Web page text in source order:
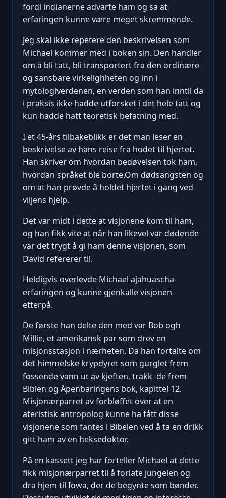
fordi indianerne advarte ham og sa at
erfaringen kunne være meget skremmende.
Jeg skal ikke repetere den beskrivelsen som
Michael kommer med i boken sin. Den handler
om å bli tatt, bli transportert fra den ordinære
og sansbare virkelighheten og inn i
mytologiverdenen, en verden som han inntil da
i praksis ikke hadde utforsket i det hele tatt og
kun hadde hatt teoretisk befatning med.
I et 45-års tilbakeblikk er det man leser en
beskrivelse av hans reise fra hodet til hjertet.
Han skriver om hvordan bedøvelsen tok ham,
hvordan språket ble borte.Om dødsangsten og
om at han prøvde å holdet hjertet i gang ved
viljens hjelp.
Det var midt i dette at visjonene kom til ham,
og han fikk vite at når han likevel var dødende
var det trygt å gi ham denne visjonen, som
David refererer til.
Heldigvis overlevde Michael ajahuascha-
erfaringen og kunne gjenkalle visjonen
etterpå.
De første han delte den med var Bob ogh
Millie, et amerikansk par som drev en
misjonsstasjon i nærheten. Da han fortalte om
det himmelske krypdyret som gurglet frem
fossende vann ut av kjeften, trakk de frem
Biblen og Åpenbaringens bok, kapittel 12.
Misjonærparret av forbløffet over at en
ateristisk antropolog kunne ha fått disse
visjonene som fantes i Bibelen ved å ta en drikk
gitt ham av en heksedoktor.
På en kassett jeg har forteller Michael at dette
fikk misjonærparret til å forlate jungelen og
dra hjem til Iowa, der de begynte som bønder.